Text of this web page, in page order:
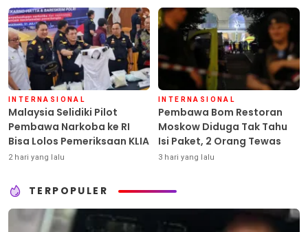
INTERNASIONAL
Malaysia Selidiki Pilot
Pembawa Narkoba ke RI
Bisa Lolos Pemeriksaan KLIA
2 hari yang lalu
INTERNASIONAL
Pembawa Bom Restoran
Moskow Diduga Tak Tahu
Isi Paket, 2 Orang Tewas
3 hari yang lalu
TERPOPULER